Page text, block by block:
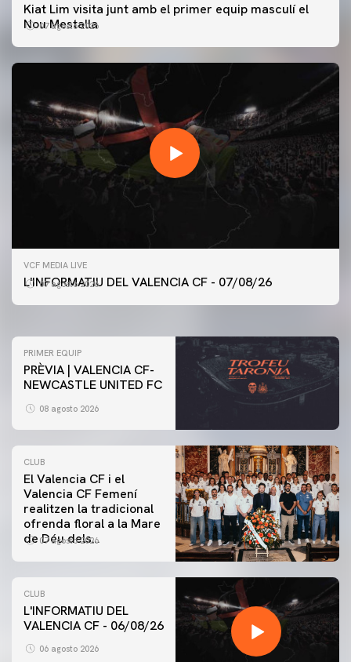
Kiat Lim visita junt amb el primer equip masculí el
Nou Mestalla
07 agosto 2026
VCF MEDIA LIVE
L'INFORMATIU DEL VALENCIA CF - 07/08/26
07 agosto 2026
PRIMER EQUIP
ENTRENAMENT DEL VALENCIA CF 7/8/2026
PRIMER EQUIP
PRÈVIA | VALENCIA CF-
NEWCASTLE UNITED FC
08 agosto 2026
CLUB
El Valencia CF i el
Valencia CF Femení
realitzen la tradicional
ofrenda floral a la Mare
de Déu dels
07 agosto 2026
CLUB
L'INFORMATIU DEL
VALENCIA CF - 06/08/26
06 agosto 2026